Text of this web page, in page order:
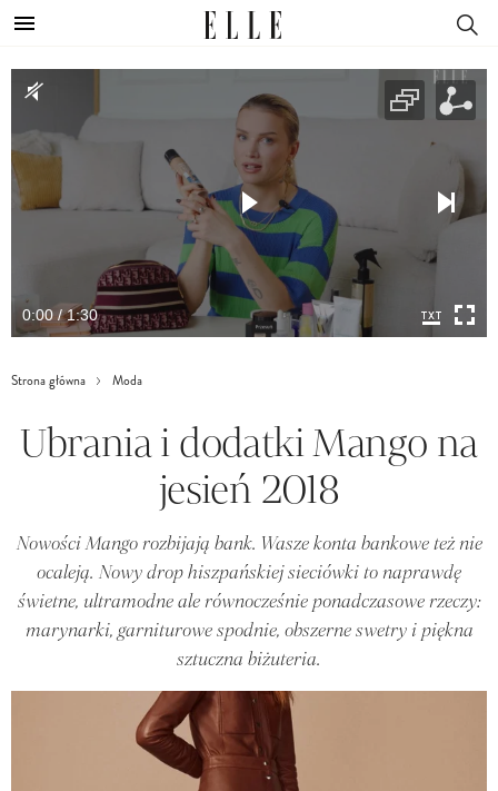
0:00 / 1:30
Strona główna Moda
Ubrania i dodatki Mango na
jesień 2018
Nowości Mango rozbijają bank. Wasze konta bankowe też nie
ocaleją. Nowy drop hiszpańskiej sieciówki to naprawdę
świetne, ultramodne ale równocześnie ponadczasowe rzeczy:
marynarki, garniturowe spodnie, obszerne swetry i piękna
sztuczna biżuteria.